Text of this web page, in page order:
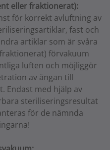
eller fraktionerat):
för korrekt avluftning av
fast och
artiklar som är svåra
förvakuum
luften och möjliggör
av ångan till
Endast med hjälp av
steriliseringsresultat
för de nämnda